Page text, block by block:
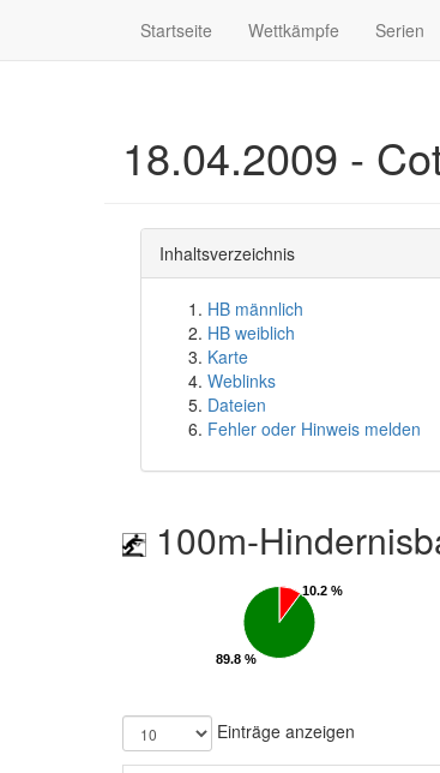
Startseite Wettkämpfe Serien
18.04.2009 -
Inhaltsverzeichnis
HB männlich
HB weiblich
Karte
Weblinks
Dateien
Fehler oder Hinweis melden
100m-
10.2 %
10.2 %
89.8 %
89.8 %
Einträge anzeigen